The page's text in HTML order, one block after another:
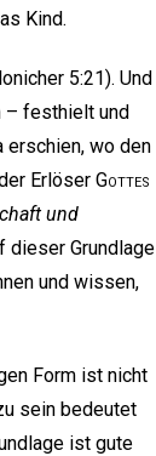
Kind.
5:21). Und
– festhielt und
erschien, wo den
Erlöser Gottes
und
dieser Grundlage
und wissen,
Form ist nicht
sein bedeutet
ist gute